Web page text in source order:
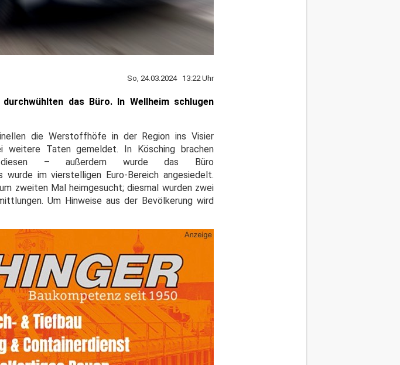
So, 24.03.2024 13:22 Uhr
das Büro. In Wellheim schlugen
die Werstoffhöfe in der Region ins Visier
weitere Taten gemeldet. In Kösching brachen
– außerdem wurde das Büro
im vierstelligen Euro-Bereich angesiedelt.
zweiten Mal heimgesucht; diesmal wurden zwei
Um Hinweise aus der Bevölkerung wird